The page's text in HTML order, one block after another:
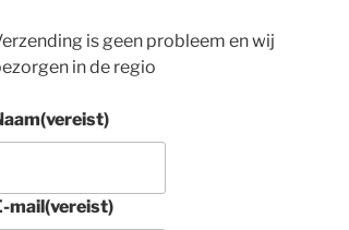
is geen probleem en wij
in de regio
(vereist)
mail(vereist)